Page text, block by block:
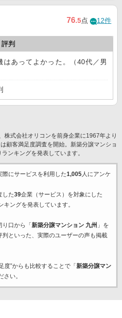
76.5点 12件
判
はあってよかった。（40代／男
株式会社オリコンを前身企業に1967年より
顧客満足度調査を開始。新築分譲マンショ
ンキングを発表しています。
にサービスを利用した1,005人にアンケ
した39企業（サービス）を対象にした
キングを発表しています。
口から「 新築分譲マンション 九州 」を
といった、実際のユーザーの声も掲載
度”からも比較することで「 新築分譲マン
さい。